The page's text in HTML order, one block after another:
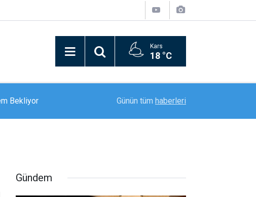
Kars
18 °C
Erzurumspor FK, sezon öncesi kamp
Günün tüm haberleri
Gündem